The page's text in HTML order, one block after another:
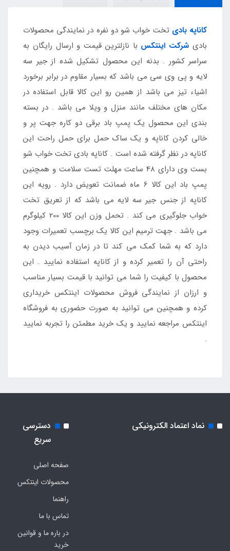
کاناپه بادی تخت خواب شو دو نفره در نمایندگی محصولات
بادی شرکت اینتکس با نازلترین قیمت و ارسال رایگان به
سراسر کشور . بدنه این محصول تشکیل شده از جیر سه
لایه و پی وی سی می باشد که بسیار مقاوم در برابر برخورد
اشیاء تیز می باشد از همین رو این کالا قابل استفاده در
مکان های مختلف مانند منزل و ویلا می باشد . در بسته
بندی این محصول یک پمپ باد برقی دو کاره جهت پر و
خالی کردن کاناپه و یک ساک حمل برای حمل راحت این
کاناپه در نظر گرفته شده است . کاناپه بادی تخت خواب شو
بست وی دارای 48 ساعت مهلت تست سلامت و همچنین
پمپ باد این کالا 6 ماه ضمانت تعویض دارد . رویه این
کاناپه از جنس جیر سه لایه می باشد که از تعریق تخت
خواب جلوگیری می کند . تحمل وزن این کالا 200 کیلوگرم
می باشد . جهت ترمیم این کالا یک برچسب تعمیرات وجود
دارد که به شما کمک می کند تا در زمان آسیب دیدن به
راحتی آن را تعمیر کرده و از کاناپه استفاده نمایید . این
محصول با کیفیت را شما می توانید با قیمت بسیار مناسب
و ارزان از نمایندگی فروش محصولات اینتکس خریداری
کرده و همچنین می توانید به صورت حضوری به فروشگاه
اینتکس مراجعه نمایید و یک خرید مطمئن را تجربه نمایید
.
نماد اعتماد الکترونیکی
دسترسی
سریع
صفحه اصلی
محصولات اینتکس
راهنما
تماس با ما
در باره ما و قوانین
خرید